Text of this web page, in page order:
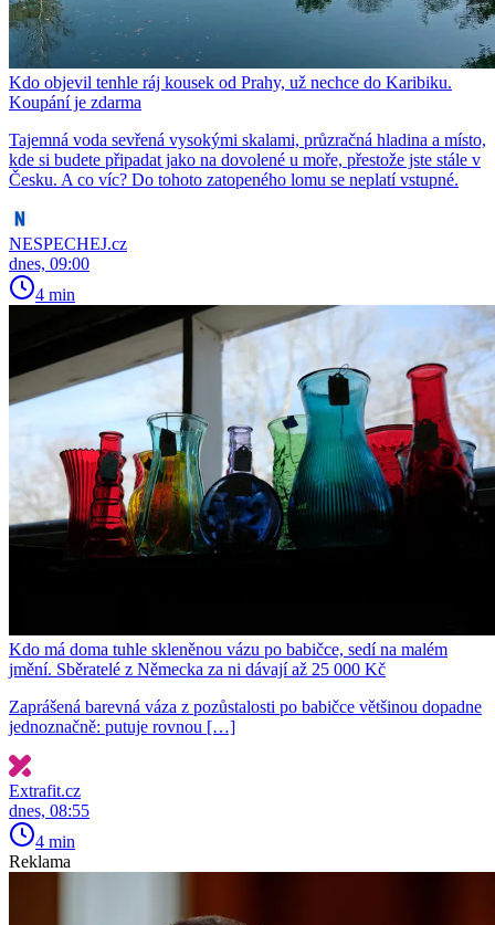
Kdo objevil tenhle ráj kousek od Prahy, už nechce do Karibiku.
Koupání je zdarma
Tajemná voda sevřená vysokými skalami, průzračná hladina a místo,
kde si budete připadat jako na dovolené u moře, přestože jste stále v
Česku. A co víc? Do tohoto zatopeného lomu se neplatí vstupné.
NESPECHEJ.cz
dnes, 09:00
4 min
Kdo má doma tuhle skleněnou vázu po babičce, sedí na malém
jmění. Sběratelé z Německa za ni dávají až 25 000 Kč
Zaprášená barevná váza z pozůstalosti po babičce většinou dopadne
jednoznačně: putuje rovnou […]
Extrafit.cz
dnes, 08:55
4 min
Reklama